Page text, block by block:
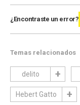
¿Encontraste un error?
Temas relacionados
delito
Hebert Gatto